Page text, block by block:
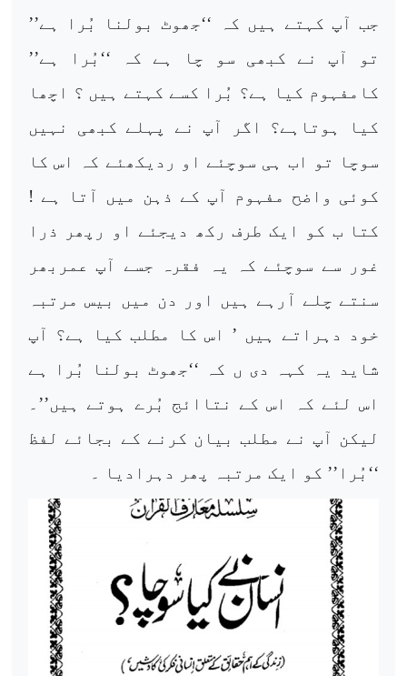
جب آپ کہتے ہیں کہ ‘‘جھوٹ بولنا بُرا ہے’’
تو آپ نے کبھی سو چا ہے کہ ‘‘بُرا ہے’’
کامفہوم کیا ہے؟ بُرا کسے کہتے ہیں ؟ اچھا
کیا ہوتاہے؟ اگر آپ نے پہلے کبھی نہیں
سوچا تو اب ہی سوچئے او ردیکھئے کہ اس کا
کوئی واضح مفہوم آپ کے ذہن میں آتا ہے !
کتا ب کو ایک طرف رکھ دیجئے او رپھر ذرا
غور سے سوچئے کہ یہ فقرہ جسے آپ عمربھر
سنتے چلے آرہے ہیں اور دن میں بیس مرتبہ
خود دہراتے ہیں ’ اس کا مطلب کیا ہے؟ آپ
شاید یہ کہہ دی ں کہ ‘‘جھوٹ بولنا بُرا ہے
اس لئے کہ اس کے نتاائج بُرے ہوتے ہیں’’۔
لیکن آپ نے مطلب بیان کرنے کے بجائے لفظ
‘‘بُرا’’ کو ایک مرتبہ پھر دہرادیا ۔